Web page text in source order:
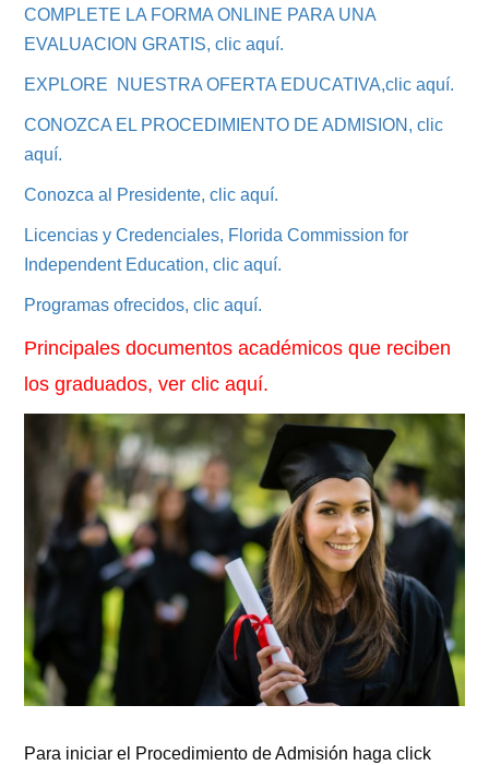
COMPLETE LA FORMA ONLINE PARA UNA
EVALUACION GRATIS, clic aquí.
EXPLORE NUESTRA OFERTA EDUCATIVA,clic aquí.
CONOZCA EL PROCEDIMIENTO DE ADMISION, clic
aquí.
Conozca al Presidente, clic aquí.
Licencias y Credenciales, Florida Commission for
Independent Education, clic aquí.
Programas ofrecidos, clic aquí.
Principales documentos académicos que reciben
los graduados, ver clic aquí.
Para iniciar el Procedimiento de Admisión haga click